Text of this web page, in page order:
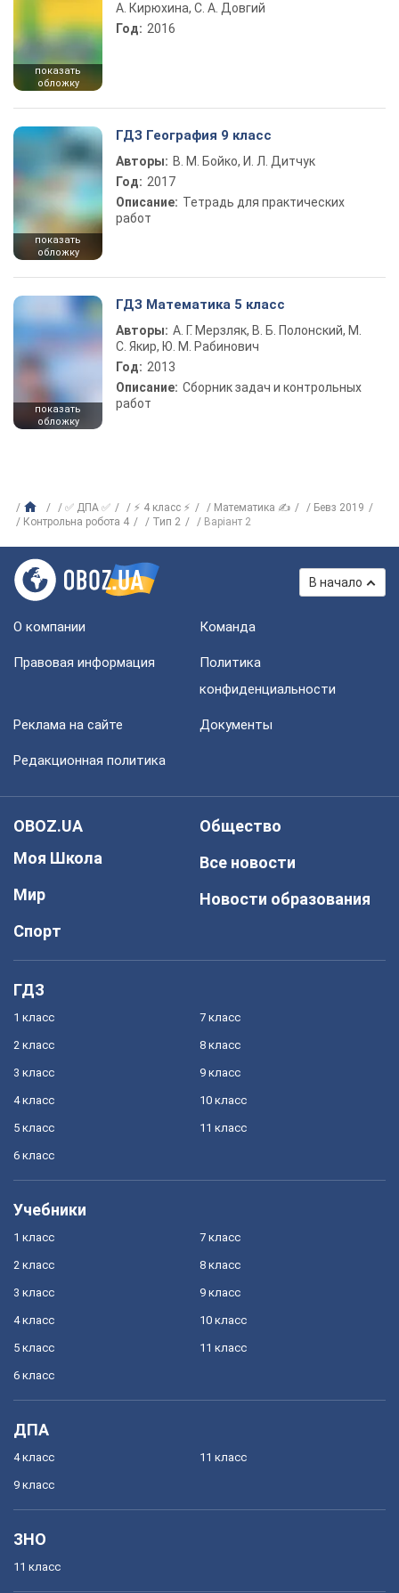
показать
обложку
А. Кирюхина, С. А. Довгий
Год: 2016
показать
обложку
ГДЗ География 9 класс
Авторы: В. М. Бойко, И. Л. Дитчук
Год: 2017
Описание: Тетрадь для практических
работ
показать
обложку
ГДЗ Математика 5 класс
Авторы: А. Г. Мерзляк, В. Б. Полонский, М.
С. Якир, Ю. М. Рабинович
Год: 2013
Описание: Сборник задач и контрольных
работ
✅ ДПА ✅ ⚡ 4 класс ⚡ Математика ✍
Бевз 2019
Контрольна робота 4
Тип 2 Варіант 2
В начало
О компании Команда
Правовая информация
Политика
конфиденциальности
Реклама на сайте Документы
Редакционная политика
OBOZ.UA
Моя Школа
Мир
Спорт
Общество
Все новости
Новости образования
ГДЗ
1 класс
2 класс
3 класс
4 класс
5 класс
6 класс
7 класс
8 класс
9 класс
10 класс
11 класс
Учебники
1 класс
2 класс
3 класс
4 класс
5 класс
6 класс
7 класс
8 класс
9 класс
10 класс
11 класс
ДПА
4 класс
9 класс
11 класс
ЗНО
11 класс